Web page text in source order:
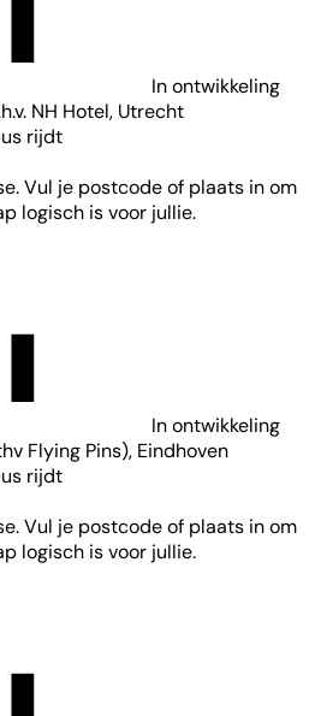
In ontwikkeling
NH Hotel, Utrecht
rijdt
Vul je postcode of plaats in om
logisch is voor jullie.
In ontwikkeling
Flying Pins), Eindhoven
rijdt
Vul je postcode of plaats in om
logisch is voor jullie.